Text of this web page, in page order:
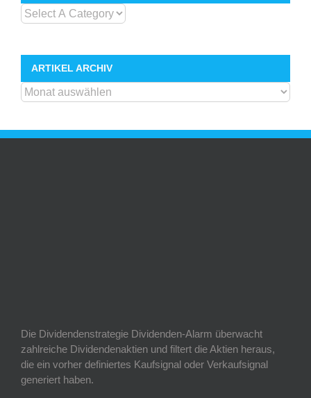
ARTIKEL ARCHIV
ARTIKEL
ARCHIV
Die Dividendenstrategie Dividenden-Alarm überwacht
zahlreiche Dividendenaktien und filtert die Aktien heraus,
die ein vorher definiertes Kaufsignal oder Verkaufsignal
generiert haben.